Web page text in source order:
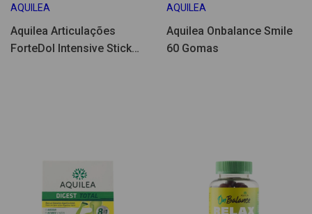
AQUILEA
Aquilea Articulações
ForteDol Intensive Stick
AQUILEA
Aquilea Onbalance Smile
60 Gomas